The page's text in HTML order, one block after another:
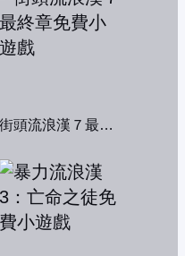
街頭流浪漢７最終章